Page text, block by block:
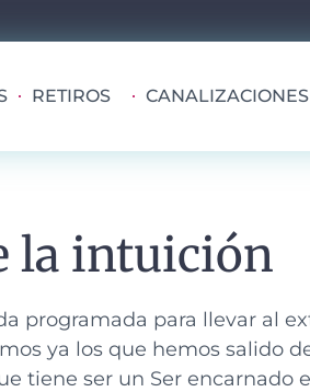
RETIROS CANALIZACIONES
la intuición
programada para llevar al
ya los que hemos salido
tiene ser un Ser encarnado